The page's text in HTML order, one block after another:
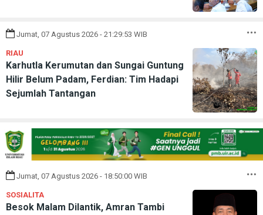
Jumat, 07 Agustus 2026 - 21:29:53 WIB
RIAU
Karhutla Kerumutan dan Sungai Guntung
Hilir Belum Padam, Ferdian: Tim Hadapi
Sejumlah Tantangan
Jumat, 07 Agustus 2026 - 18:50:00 WIB
SOSIALITA
Besok Malam Dilantik, Amran Tambi